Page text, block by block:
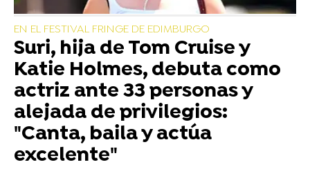
EN EL FESTIVAL FRINGE DE EDIMBURGO
Suri, hija de Tom Cruise y
Katie Holmes, debuta como
actriz ante 33 personas y
alejada de privilegios:
"Canta, baila y actúa
excelente"